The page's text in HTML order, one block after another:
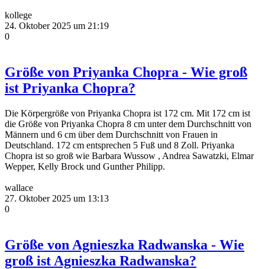
kollege
24. Oktober 2025 um 21:19
0
Größe von Priyanka Chopra - Wie groß
ist Priyanka Chopra?
Die Körpergröße von Priyanka Chopra ist 172 cm. Mit 172 cm ist
die Größe von Priyanka Chopra 8 cm unter dem Durchschnitt von
Männern und 6 cm über dem Durchschnitt von Frauen in
Deutschland. 172 cm entsprechen 5 Fuß und 8 Zoll. Priyanka
Chopra ist so groß wie Barbara Wussow , Andrea Sawatzki, Elmar
Wepper, Kelly Brock und Gunther Philipp.
wallace
27. Oktober 2025 um 13:13
0
Größe von Agnieszka Radwanska - Wie
groß ist Agnieszka Radwanska?